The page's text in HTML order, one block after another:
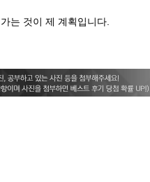
는 것이 제 계획입니다.